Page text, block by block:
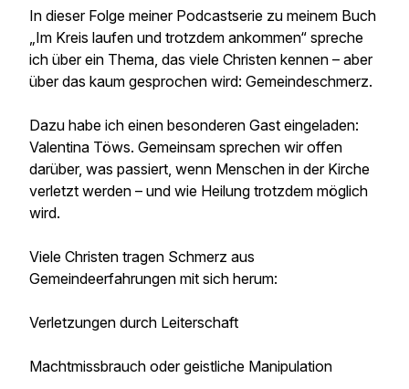
In dieser Folge meiner Podcastserie zu meinem Buch
„Im Kreis laufen und trotzdem ankommen“ spreche
ich über ein Thema, das viele Christen kennen – aber
über das kaum gesprochen wird: Gemeindeschmerz.
Dazu habe ich einen besonderen Gast eingeladen:
Valentina Töws. Gemeinsam sprechen wir offen
darüber, was passiert, wenn Menschen in der Kirche
verletzt werden – und wie Heilung trotzdem möglich
wird.
Viele Christen tragen Schmerz aus
Gemeindeerfahrungen mit sich herum:
Verletzungen durch Leiterschaft
Machtmissbrauch oder geistliche Manipulation